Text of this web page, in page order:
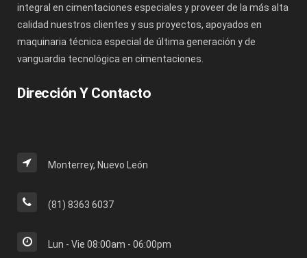
integral en cimentaciones especiales y proveer de la más alta
calidad nuestros clientes y sus proyectos, apoyados en
maquinaria técnica especial de última generación y de
vanguardia tecnológica en cimentaciones.
Dirección Y Contacto
Monterrey, Nuevo León
(81) 8363 6037
Lun - Vie 08:00am - 06:00pm